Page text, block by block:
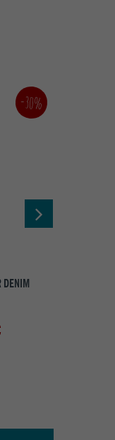
-30%
DENIM